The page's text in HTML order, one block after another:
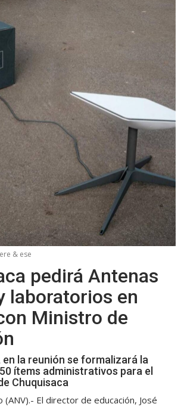
& ese
pedirá Antenas
laboratorios en
Ministro de
la reunión se formalizará la
ítems administrativos para el
Chuquisaca
(ANV).- El director de educación, José